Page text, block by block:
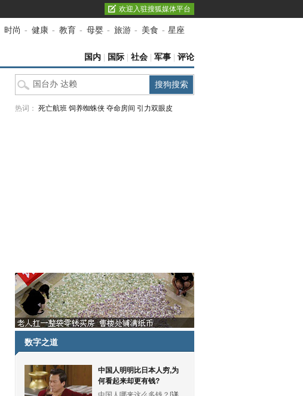
欢迎入驻搜狐媒体平台
时尚 - 健康 - 教育 - 母婴 - 旅游 - 美食 - 星座
国内 国际 社会 军事 评论
热词： 死亡航班 饲养蜘蛛侠 夺命房间 引力双眼皮
数字之道
中国人明明比日本人穷,为
何看起来却更有钱?